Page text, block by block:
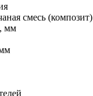
смесь (композит)
мм